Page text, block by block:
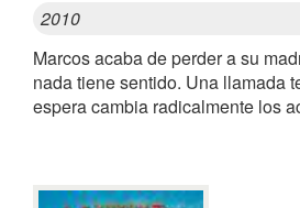
2010
Marcos acaba de perder a su
nada tiene sentido. Una llamada
espera cambia radicalmente los